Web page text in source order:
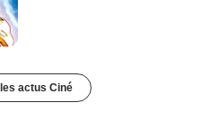
actus Ciné